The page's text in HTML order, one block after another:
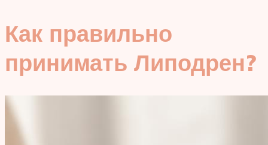
Как правильно
принимать Липодрен?